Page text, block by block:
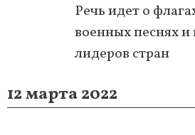
Речь идет о
военных песнях и
лидеров стран
12 марта 2022